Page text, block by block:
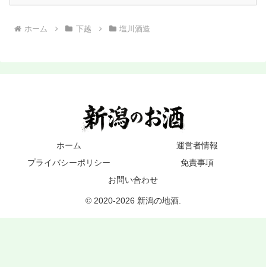
ホーム 下越 塩川酒造
ホーム
運営者情報
プライバシーポリシー
免責事項
お問い合わせ
© 2020-2026 新潟の地酒.